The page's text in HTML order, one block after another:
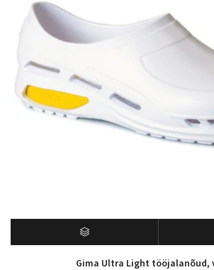
Gima Ultra Light tööjalanõud,